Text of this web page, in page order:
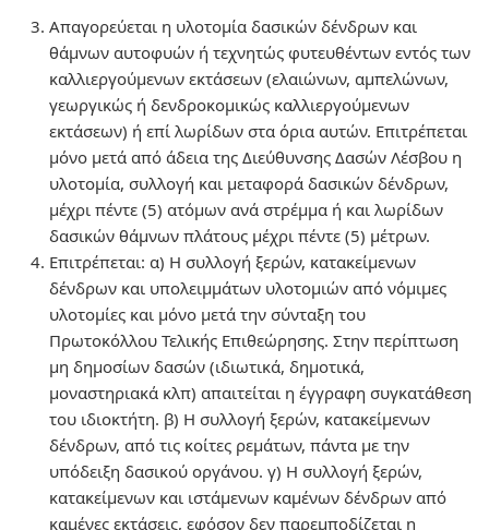
Απαγορεύεται η υλοτομία δασικών δένδρων και
θάμνων αυτοφυών ή τεχνητώς φυτευθέντων εντός των
καλλιεργούμενων εκτάσεων (ελαιώνων, αμπελώνων,
γεωργικώς ή δενδροκομικώς καλλιεργούμενων
εκτάσεων) ή επί λωρίδων στα όρια αυτών. Επιτρέπεται
µόνο μετά από άδεια της Διεύθυνσης Δασών Λέσβου η
υλοτομία, συλλογή και μεταφορά δασικών δένδρων,
μέχρι πέντε (5) ατόμων ανά στρέμμα ή και λωρίδων
δασικών θάμνων πλάτους μέχρι πέντε (5) μέτρων.
Επιτρέπεται: α) Η συλλογή ξερών, κατακείμενων
δένδρων και υπολειμμάτων υλοτομιών από νόμιμες
υλοτομίες και μόνο μετά την σύνταξη του
Πρωτοκόλλου Τελικής Επιθεώρησης. Στην περίπτωση
μη δημοσίων δασών (ιδιωτικά, δημοτικά,
μοναστηριακά κλπ) απαιτείται η έγγραφη συγκατάθεση
του ιδιοκτήτη. β) H συλλογή ξερών, κατακείμενων
δένδρων, από τις κοίτες ρεμάτων, πάντα με την
υπόδειξη δασικού οργάνου. γ) Η συλλογή ξερών,
κατακείμενων και ιστάμενων καμένων δένδρων από
καμένες εκτάσεις, εφόσον δεν παρεμποδίζεται η